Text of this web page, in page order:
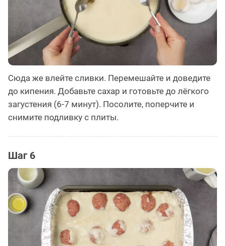
Сюда же влейте сливки. Перемешайте и доведите
до кипения. Добавьте сахар и готовьте до лёгкого
загустения (6-7 минут). Посолите, поперчите и
снимите подливку с плиты.
Шаг 6